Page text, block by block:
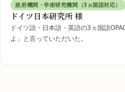
政府機関・学術研究機関（3ヵ国語対応）
ドイツ日本研究所 様
ドイツ語・日本語・英語の3ヵ国語
よ」と言っていただいた。